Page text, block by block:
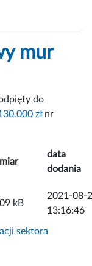
mur
do
złnr
data
dodania
kB
2021-08-
13:16:46
sektora